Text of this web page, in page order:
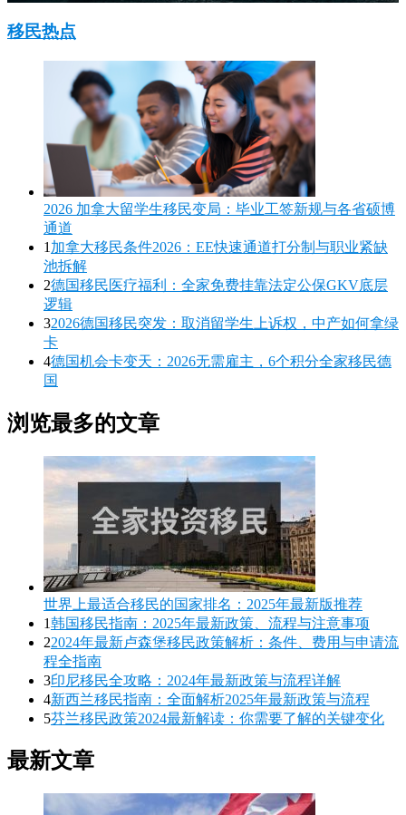
移民热点
2026 加拿大留学生移民变局：毕业工签新规与各省硕博
通道
1 加拿大移民条件2026：EE快速通道打分制与职业紧缺
池拆解
2德国移民医疗福利：全家免费挂靠法定公保GKV底层
逻辑
32026德国移民突发：取消留学生上诉权，中产如何拿绿
卡
4德国机会卡变天：2026无需雇主，6个积分全家移民德
国
浏览最多的文章
世界上最适合移民的国家排名：2025年最新版推荐
1韩国移民指南：2025年最新政策、流程与注意事项
22024年最新卢森堡移民政策解析：条件、费用与申请流
程全指南
3印尼移民全攻略：2024年最新政策与流程详解
4新西兰移民指南：全面解析2025年最新政策与流程
5芬兰移民政策2024最新解读：你需要了解的关键变化
最新文章